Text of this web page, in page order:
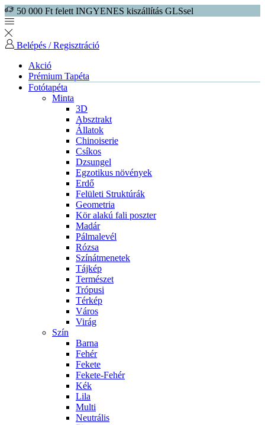
50 000 Ft felett INGYENES kiszállítás GLSsel
Belépés / Regisztráció
Akció
Prémium Tapéta
Fotótapéta
Minta
3D
Absztrakt
Állatok
Chinoiserie
Csíkos
Dzsungel
Egzotikus növények
Erdő
Felületi Struktúrák
Geometria
Kör alakú fali poszter
Madár
Pálmalevél
Rózsa
Színátmenetek
Tájkép
Természet
Trópusi
Térkép
Város
Virág
Szín
Barna
Fehér
Fekete
Fekete-Fehér
Kék
Lila
Multi
Neutrális